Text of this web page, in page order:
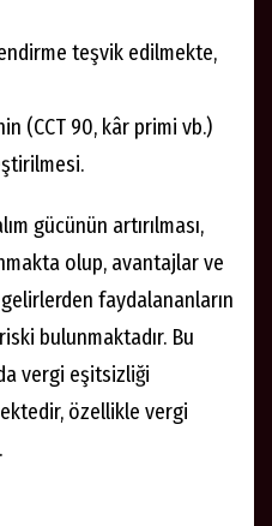
teşvik edilmekte,
(CCT 90, kâr primi vb.)
gücünün artırılması,
olup, avantajlar ve
faydalananların
bulunmaktadır. Bu
vergi eşitsizliği
özellikle vergi